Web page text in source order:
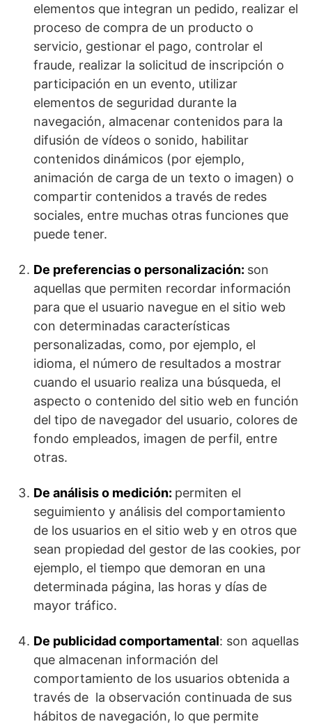
elementos que integran un pedido, realizar el
proceso de compra de un producto o
servicio, gestionar el pago, controlar el
fraude, realizar la solicitud de inscripción o
participación en un evento, utilizar
elementos de seguridad durante la
navegación, almacenar contenidos para la
difusión de vídeos o sonido, habilitar
contenidos dinámicos (por ejemplo,
animación de carga de un texto o imagen) o
compartir contenidos a través de redes
sociales, entre muchas otras funciones que
puede tener.
De preferencias o personalización: son
aquellas que permiten recordar información
para que el usuario navegue en el sitio web
con determinadas características
personalizadas, como, por ejemplo, el
idioma, el número de resultados a mostrar
cuando el usuario realiza una búsqueda, el
aspecto o contenido del sitio web en función
del tipo de navegador del usuario, colores de
fondo empleados, imagen de perfil, entre
otras.
De análisis o medición: permiten el
seguimiento y análisis del comportamiento
de los usuarios en el sitio web y en otros que
sean propiedad del gestor de las cookies, por
ejemplo, el tiempo que demoran en una
determinada página, las horas y días de
mayor tráfico.
De publicidad comportamental: son aquellas
que almacenan información del
comportamiento de los usuarios obtenida a
través de la observación continuada de sus
hábitos de navegación, lo que permite